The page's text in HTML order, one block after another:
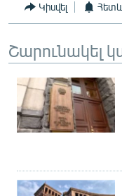
Կիսվել
Շարունակել